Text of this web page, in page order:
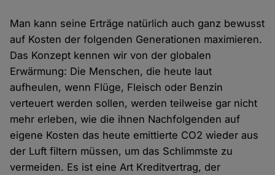
Man kann seine Erträge natürlich auch ganz bewusst
auf Kosten der folgenden Generationen maximieren.
Das Konzept kennen wir von der globalen
Erwärmung: Die Menschen, die heute laut
aufheulen, wenn Flüge, Fleisch oder Benzin
verteuert werden sollen, werden teilweise gar nicht
mehr erleben, wie die ihnen Nachfolgenden auf
eigene Kosten das heute emittierte CO2 wieder aus
der Luft filtern müssen, um das Schlimmste zu
vermeiden. Es ist eine Art Kreditvertrag, der